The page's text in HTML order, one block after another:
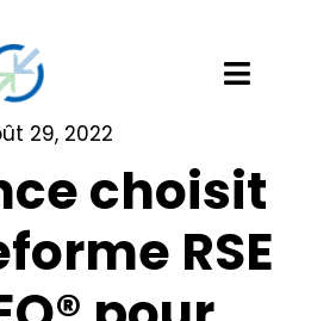
29, 2022
choisit
RSE